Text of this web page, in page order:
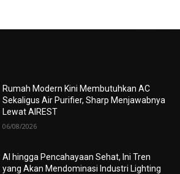
Rumah Modern Kini Membutuhkan AC
Sekaligus Air Purifier, Sharp Menjawabnya
Lewat AIREST
06/08/2026
AI hingga Pencahayaan Sehat, Ini Tren
yang Akan Mendominasi Industri Lighting